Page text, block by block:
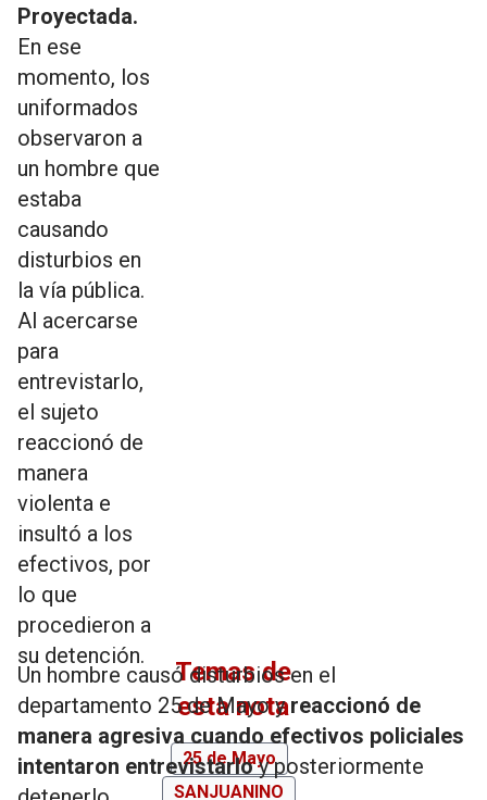
Un hombre causó disturbios en el
departamento 25 de Mayo yreaccionó de
manera agresiva cuando efectivos policiales
intentaron entrevistarloy posteriormente
Proyectada.
En ese
momento, los
uniformados
observaron a
un hombre que
estaba
causando
disturbios en
la vía pública.
Al acercarse
para
entrevistarlo,
el sujeto
reaccionó de
manera
violenta e
insultó a los
efectivos, por
lo que
procedieron a
su detención.
Temas de
esta nota
25 de Mayo
SANJUANINO